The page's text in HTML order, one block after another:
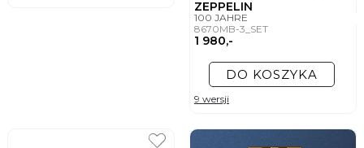
ZEPPELIN
100 JAHRE
8670MB-3_SET
1 980,-
DO KOSZYKA
9 wersji